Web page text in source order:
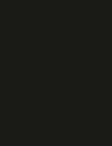
para enfrentar o
Sul-
aberto no
volante
Para o jogador,
e buscar a vitória,